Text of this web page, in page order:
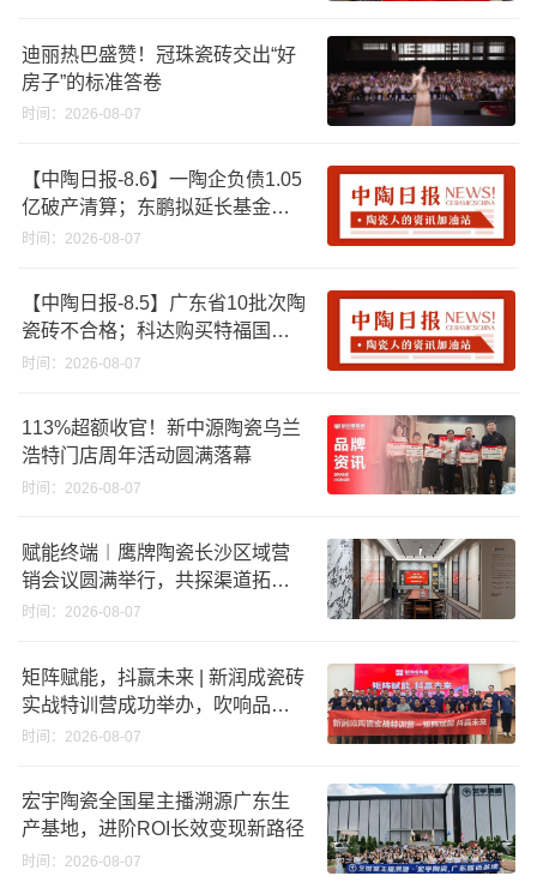
迪丽热巴盛赞！冠珠瓷砖交出“好
房子”的标准答卷
时间：2026-08-07
【中陶日报-8.6】一陶企负债1.05
亿破产清算；东鹏拟延长基金投
资期限；工信部开展建陶行业能
时间：2026-08-07
【中陶日报-8.5】广东省10批次陶
瓷砖不合格；科达购买特福国际
股份申请未通过；蒙娜丽莎5千万
破18亿元
时间：2026-08-07
113%超额收官！新中源陶瓷乌兰
浩特门店周年活动圆满落幕
时间：2026-08-07
赋能终端︱鹰牌陶瓷长沙区域营
销会议圆满举行，共探渠道拓展
与门店升级新路径
时间：2026-08-07
矩阵赋能，抖赢未来 | 新润成瓷砖
实战特训营成功举办，吹响品牌
秋季营销冲锋号！
时间：2026-08-07
宏宇陶瓷全国星主播溯源广东生
产基地，进阶ROI长效变现新路径
时间：2026-08-07